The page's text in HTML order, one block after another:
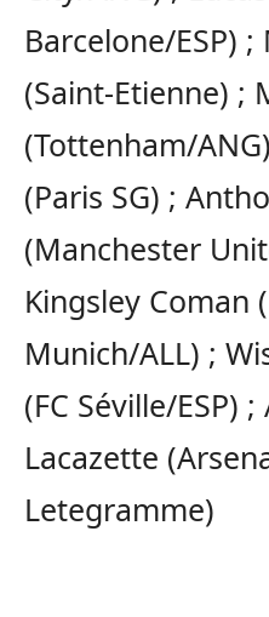
Barcelone/ESP)
(Saint-Etienne) ;
(Tottenham/
(Paris SG) ;
(Manchester
Kingsley Coman
Munich/ALL) ;
(FC Séville/ESP)
Lacazette
Letegramme)